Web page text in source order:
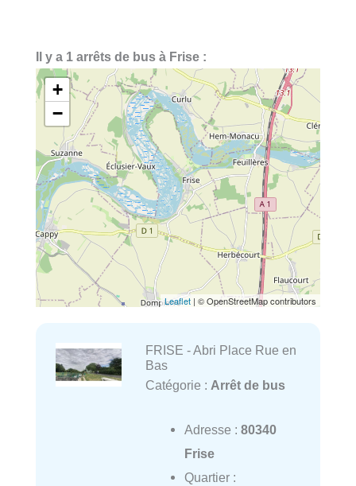
Il y a 1 arrêts de bus à Frise :
+
−
Leaflet | © OpenStreetMap contributors
FRISE - Abri Place Rue en
Bas
Catégorie : Arrêt de bus
Adresse : 80340
Frise
Quartier :